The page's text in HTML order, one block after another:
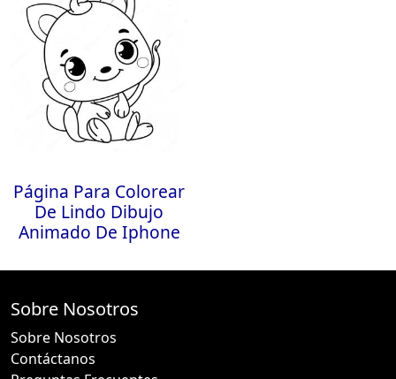
Página Para Colorear
De Lindo Dibujo
Animado De Iphone
Sobre Nosotros
Sobre Nosotros
Contáctanos